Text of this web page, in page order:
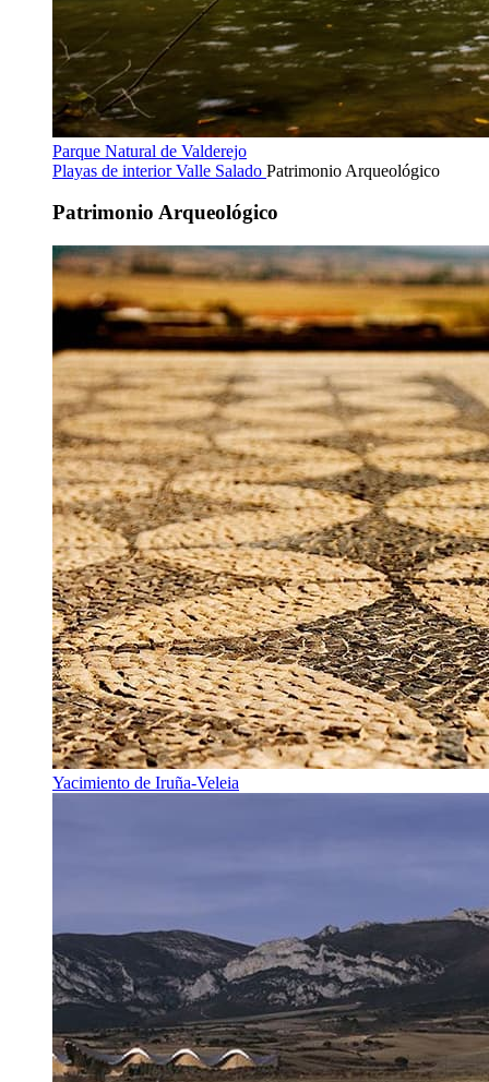
Parque Natural de Valderejo
Playas de interiorValle Salado Patrimonio Arqueológico
Patrimonio Arqueológico
Yacimiento de Iruña-Veleia